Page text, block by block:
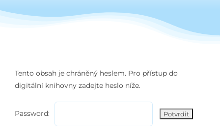
Tento obsah je chráněný heslem. Pro přístup do
digitální knihovny zadejte heslo níže.
Password: